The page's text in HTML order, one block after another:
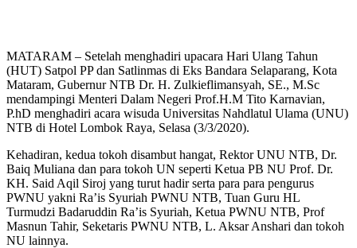
MATARAM – Setelah menghadiri upacara Hari Ulang Tahun
(HUT) Satpol PP dan Satlinmas di Eks Bandara Selaparang, Kota
Mataram, Gubernur NTB Dr. H. Zulkieflimansyah, SE., M.Sc
mendampingi Menteri Dalam Negeri Prof.H.M Tito Karnavian,
P.hD menghadiri acara wisuda Universitas Nahdlatul Ulama (UNU)
NTB di Hotel Lombok Raya, Selasa (3/3/2020).
Kehadiran, kedua tokoh disambut hangat, Rektor UNU NTB, Dr.
Baiq Muliana dan para tokoh UN seperti Ketua PB NU Prof. Dr.
KH. Said Aqil Siroj yang turut hadir serta para para pengurus
PWNU yakni Ra’is Syuriah PWNU NTB, Tuan Guru HL
Turmudzi Badaruddin Ra’is Syuriah, Ketua PWNU NTB, Prof
Masnun Tahir, Seketaris PWNU NTB, L. Aksar Anshari dan tokoh
NU lainnya.